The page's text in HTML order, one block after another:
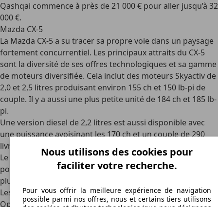
Qashqai commence à près de 21 000 € pour aller jusqu’à 32
000 €.
Mazda CX-5
La Mazda CX-5 a su tracer sa propre voie dans un paysage
fortement concurrentiel. Les principaux attraits du CX-5
sont la diversité de ses offres technologiques et sa gamme
de moteurs diversifiée. Cela inclut des moteurs Skyactiv de
2,0 et 2,5 litres produisant environ 155 ch et 150 lb-pi de
couple. Il y a aussi une plus petite unité de 184 ch et 185 lb-
pi.
Une version diesel de 2,2 litres est aussi disponible avec
une puissance avoisinant les 170 ch et un couple de 290
livres-pied.
Le prix de la Mazda CX-5 commence à environ 19 000 €
pour l'unité d'entrée de gamme. Ce prix peut monter à
plus de 26 000 € si vous obtenez la version haut de gamme.
Les caractéristiques de l’Opel Grandland X
Opel a très bien réussi à rattraper les défauts de l’Antara
Nous utilisons des cookies pour
faciliter votre recherche.
Pour vous offrir la meilleure expérience de navigation
possible parmi nos offres, nous et certains tiers utilisons